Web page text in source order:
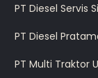
PT Diesel Servis
PT Diesel
PT Multi Traktor